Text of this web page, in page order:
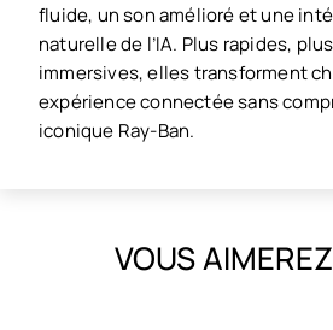
fluide, un son amélioré et une
naturelle de l’IA. Plus rapides,
immersives, elles transforment
expérience connectée sans
iconique Ray-Ban.
VOUS